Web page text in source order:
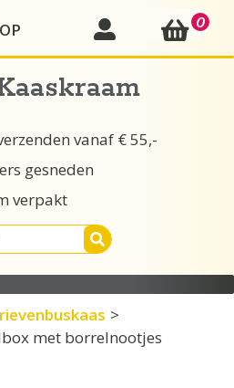
mijn account 0
vanaf € 55,-
gesneden
verpakt
>
met borrelnootjes